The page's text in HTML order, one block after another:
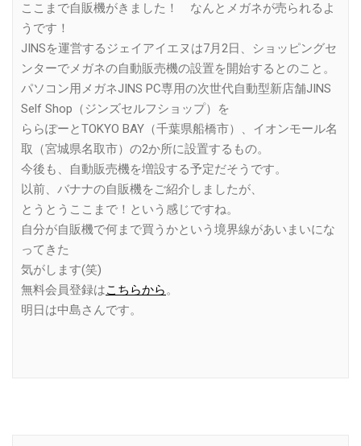
ここまで自販機がきました！ なんとメガネが売られるよ
うです！
JINSを運営するジェイアイエヌは7月2日、ショッピングセ
ンターでメガネの自動販売機の設置を開始するとのこと。
パソコン用メガネJINS PC専用の次世代自動型新店舗JINS
Self Shop（ジンズセルフショップ）を
ららぽーとTOKYO BAY（千葉県船橋市）、イオンモール名
取（宮城県名取市）の2か所に設置するもの。
今後も、自動販売機を増設する予定だそうです。
以前、バナナの自販機をご紹介しましたが、
とうとうここまで！という感じですね。
自分が自販機で何まで買うかという境界線があいまいにな
ってきた
気がします(笑)
無料会員登録はこちらから。
明日は中島さんです。